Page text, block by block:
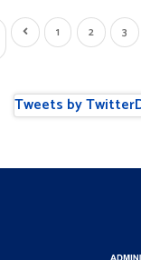
Página
anterior
Page
1 Page
2 3
Tweets by